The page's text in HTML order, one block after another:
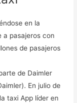
en la
a pasajeros con
de pasajeros
de Daimler
En julio de
taxi App líder en